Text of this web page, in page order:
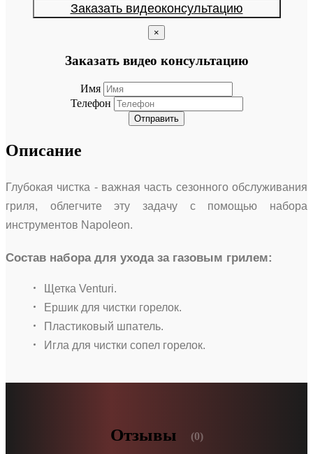
Заказать видеоконсультацию
×
Заказать видео консультацию
Имя
Телефон
Отправить
Описание
Глубокая чистка - важная часть сезонного обслуживания
гриля, облегчите эту задачу с помощью набора
инструментов Napoleon.
Состав набора для ухода за газовым грилем:
Щетка Venturi.
Ершик для чистки горелок.
Пластиковый шпатель.
Игла для чистки сопел горелок.
Отзывы (0)